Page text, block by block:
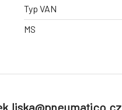
Typ VAN
MS